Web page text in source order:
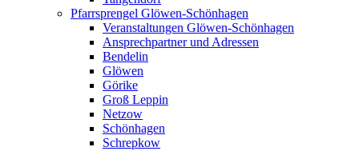
Pfarrsprengel Glöwen-Schönhagen
Veranstaltungen Glöwen-Schönhagen
Ansprechpartner und Adressen
Bendelin
Glöwen
Görike
Groß Leppin
Netzow
Schönhagen
Schrepkow